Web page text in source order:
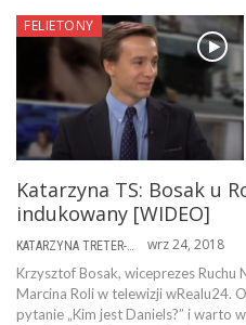
FELIETONY
Katarzyna TS: Bosak u
indukowany [WIDEO]
KATARZYNA TRETER-SIERPIŃSKA wrz 24, 2018
Krzysztof Bosak, wiceprezes Ruchu
Marcina Roli w telewizji wRealu24.
pytanie „Kim jest Daniels?” i warto